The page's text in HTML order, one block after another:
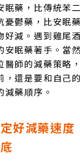
眠藥，比傳統苯
憂鬱藥，比安眠
好減。遇到雞尾
安眠藥著手。當
醫師的減藥策略
，還是要和自己
藥順序。
好減藥速度